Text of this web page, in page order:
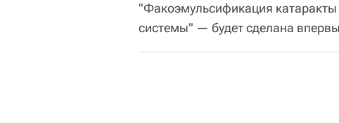
"Факоэмульсификация
системы" — будет сделана